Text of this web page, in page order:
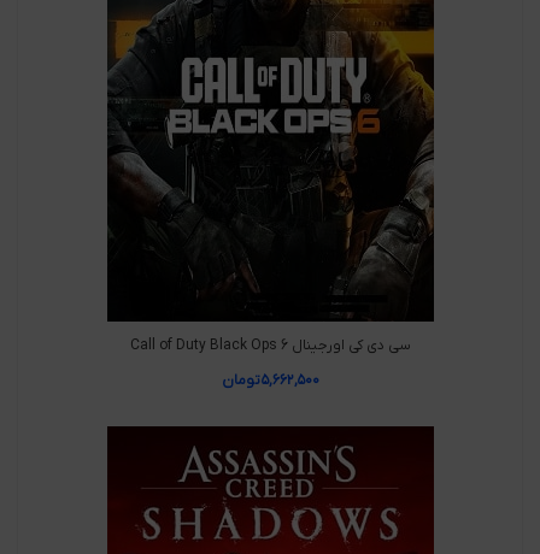
سی دی کی اورجینال Call of Duty Black Ops 6
۵,۶۶۲,۵۰۰تومان